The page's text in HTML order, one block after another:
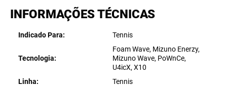
INFORMAÇÕES TÉCNICAS
Indicado Para Tennis
Tecnologia
Foam Wave, Mizuno Enerzy,
Mizuno Wave, PoWnCe,
U4icX, X10
Linha
Tennis